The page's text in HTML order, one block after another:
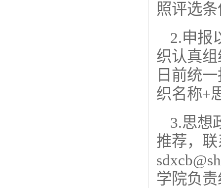
照评选
2.申报
织认真
日前统
织名称+
3.思想
推荐，
学院负